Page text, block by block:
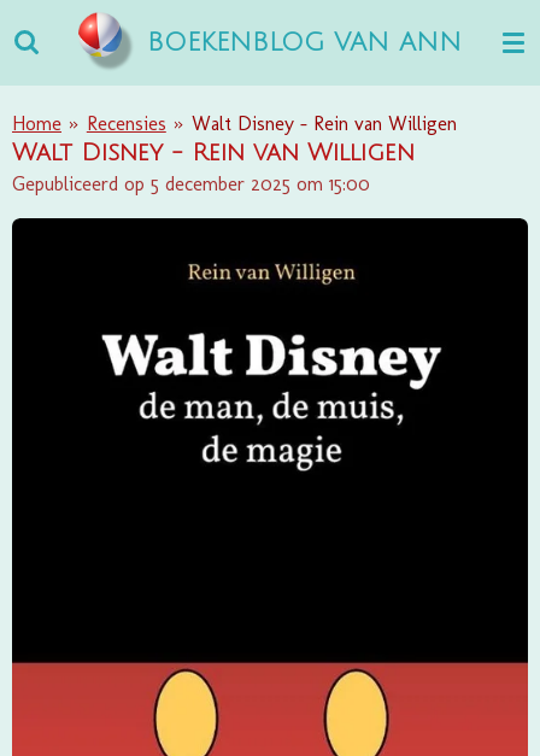
direct
naar
de
hoofdinhoud
BOEKENBLOG VAN ANN
Home » Recensies » Walt Disney - Rein van Willigen
Walt Disney - Rein van Willigen
Gepubliceerd op 5 december 2025 om 15:00